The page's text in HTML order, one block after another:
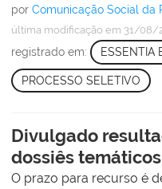
por Comunicação Social da
última modificação em 31/08/
registrado em: ESSENTIA
PROCESSO SELETIVO
Divulgado
dossiês
O prazo para recurso é